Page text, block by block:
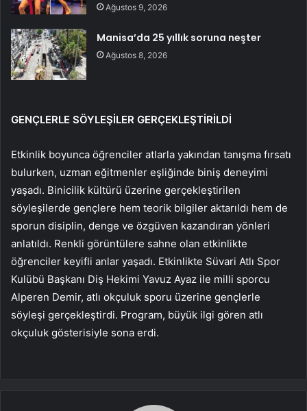
Ağustos 9, 2026
Manisa’da 25 yıllık soruna neşter
Ağustos 8, 2026
GENÇLERLE SÖYLEŞİLER GERÇEKLEŞTİRİLDİ
Etkinlik boyunca öğrenciler atlarla yakından tanışma fırsatı
bulurken, uzman eğitmenler eşliğinde biniş deneyimi
yaşadı. Binicilik kültürü üzerine gerçekleştirilen
söyleşilerde gençlere hem teorik bilgiler aktarıldı hem de
sporun disiplin, denge ve özgüven kazandıran yönleri
anlatıldı. Renkli görüntülere sahne olan etkinlikte
öğrenciler keyifli anlar yaşadı. Etkinlikte Süvari Atlı Spor
Kulübü Başkanı Diş Hekimi Yavuz Ayaz ile milli sporcu
Alperen Demir, atlı okçuluk sporu üzerine gençlerle
söyleşi gerçekleştirdi. Program, büyük ilgi gören atlı
okçuluk gösterisiyle sona erdi.